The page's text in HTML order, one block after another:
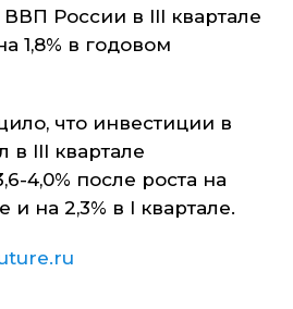
России в III квартале
1,8% в годовом
что инвестиции в
в III квартале
4,0% после роста на
и на 2,3% в I квартале.